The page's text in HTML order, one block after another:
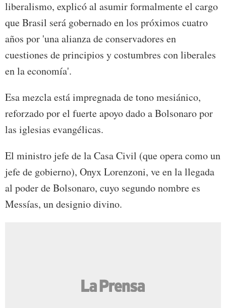
liberalismo, explicó al asumir formalmente el cargo
que Brasil será gobernado en los próximos cuatro
años por 'una alianza de conservadores en
cuestiones de principios y costumbres con liberales
en la economía'.
Esa mezcla está impregnada de tono mesiánico,
reforzado por el fuerte apoyo dado a Bolsonaro por
las iglesias evangélicas.
El ministro jefe de la Casa Civil (que opera como un
jefe de gobierno), Onyx Lorenzoni, ve en la llegada
al poder de Bolsonaro, cuyo segundo nombre es
Messías, un designio divino.